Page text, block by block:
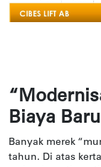
Biaya Baru
Banyak merek
tahun. Di atas